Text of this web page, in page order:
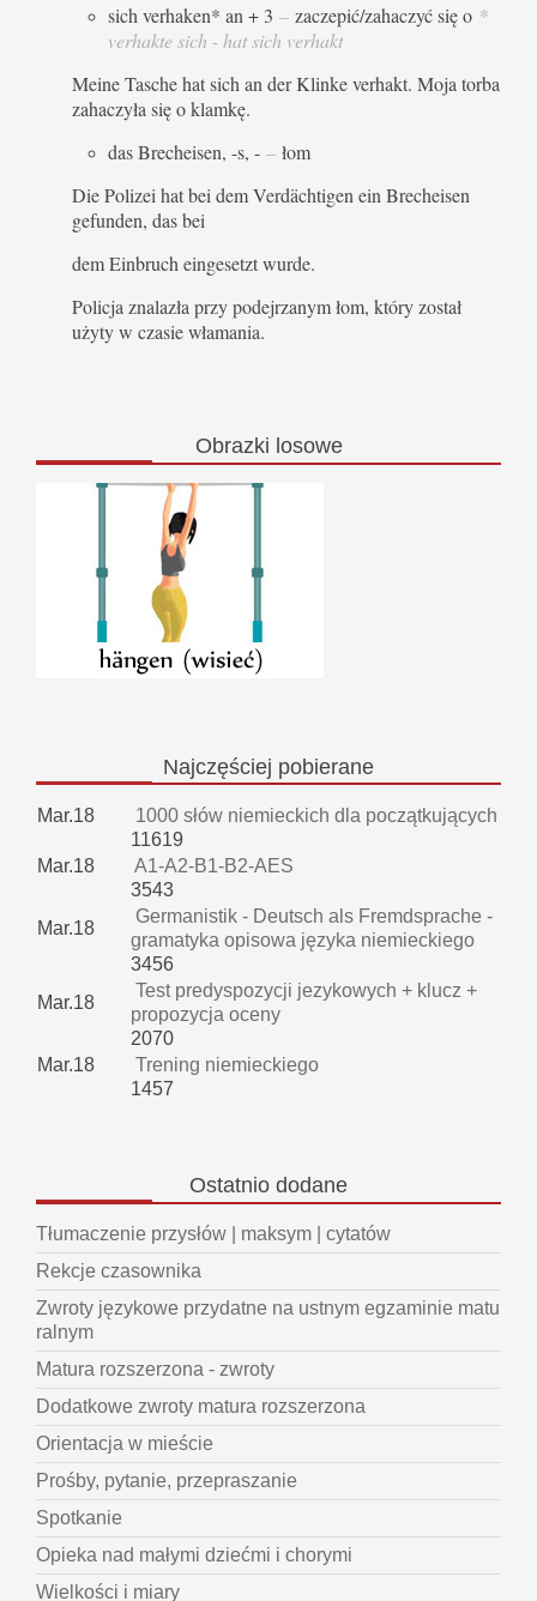
sich verhaken* an + 3 – zaczepić/zahaczyć się o *
verhakte sich - hat sich verhakt
Meine Tasche hat sich an der Klinke verhakt. Moja torba
zahaczyła się o klamkę.
das Brecheisen, -s, - – łom
Die Polizei hat bei dem Verdächtigen ein Brecheisen
gefunden, das bei
dem Einbruch eingesetzt wurde.
Policja znalazła przy podejrzanym łom, który został
użyty w czasie włamania.
Obrazki losowe
Najczęściej pobierane
Mar.18
1000 słów niemieckich dla początkujących
11619
Mar.18
A1-A2-B1-B2-AES
3543
Mar.18
Germanistik - Deutsch als Fremdsprache -
gramatyka opisowa języka niemieckiego
3456
Mar.18
Test predyspozycji jezykowych + klucz +
propozycja oceny
2070
Mar.18
Trening niemieckiego
1457
Ostatnio dodane
Tłumaczenie przysłów | maksym | cytatów
Rekcje czasownika
Zwroty językowe przydatne na ustnym egzaminie matu
ralnym
Matura rozszerzona - zwroty
Dodatkowe zwroty matura rozszerzona
Orientacja w mieście
Prośby, pytanie, przepraszanie
Spotkanie
Opieka nad małymi dziećmi i chorymi
Wielkości i miary